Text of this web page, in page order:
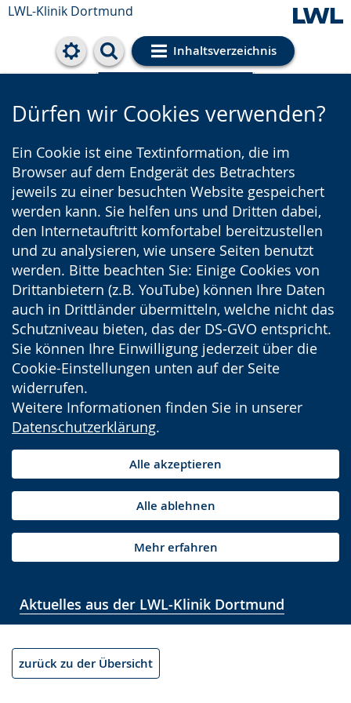
LWL-Klinik Dortmund
Inhaltsverzeichnis
Cookie-Einstellungen
Dürfen wir Cookies verwenden?
Ein Cookie ist eine Textinformation, die im
Browser auf dem Endgerät des Betrachters
jeweils zu einer besuchten Website gespeichert
werden kann. Sie helfen uns und Dritten dabei,
den Internetauftritt komfortabel bereitzustellen
und zu analysieren, wie unsere Seiten benutzt
werden. Bitte beachten Sie: Einige Cookies von
Drittanbietern (z.B. YouTube) können Ihre Daten
auch in Drittländer übermitteln, welche nicht das
Schutzniveau bieten, das der DS-GVO entspricht.
Sie können Ihre Einwilligung jederzeit über die
Cookie-Einstellungen unten auf der Seite
widerrufen.
Weitere Informationen finden Sie in unserer
Datenschutzerklärung.
Alle akzeptieren
Alle ablehnen
Mehr erfahren
Aktuelles aus der LWL-Klinik Dortmund
zurück zu der Übersicht